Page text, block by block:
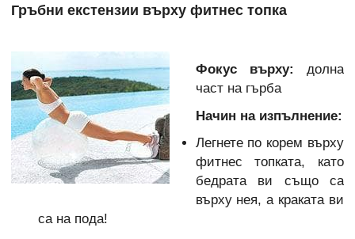
Гръбни екстензии върху фитнес топка
Фокус върху: долна
част на гърба
Начин на изпълнение:
Легнете по корем върху
фитнес топката, като
бедрата ви също са
върху нея, а краката ви
са на пода!